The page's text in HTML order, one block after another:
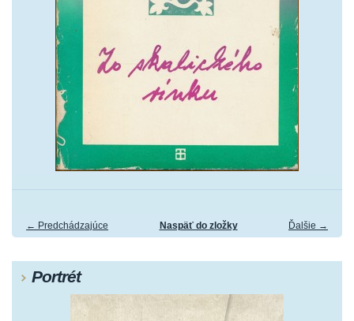
← Predchádzajúce Ďalšie →
Naspäť do zložky
Portrét